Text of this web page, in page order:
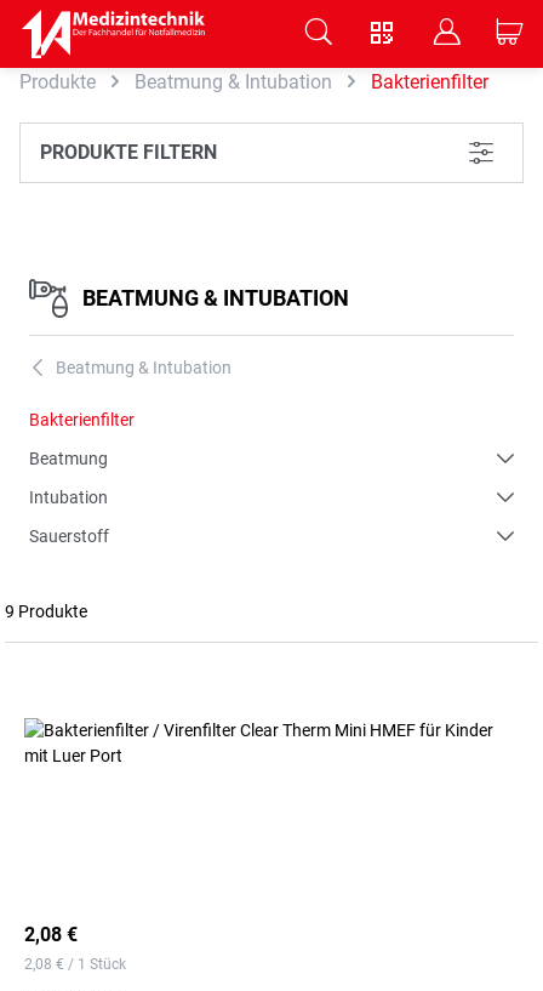
Zum Hauptinhalt springen
V B C
Produkte Beatmung & Intubation Bakterienfilter
PRODUKTE FILTERN L
BEATMUNG & INTUBATION
A Beatmung & Intubation
Bakterienfilter
Beatmung
Intubation
Sauerstoff
9 Produkte
2,08 €
2,08 € / 1 Stück